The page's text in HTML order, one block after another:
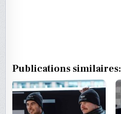
Publications similaires: